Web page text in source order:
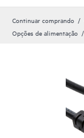
Continuar comprando
Opções de alimentação